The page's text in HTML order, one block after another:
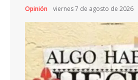
Opinión viernes 7 de agosto de 2026